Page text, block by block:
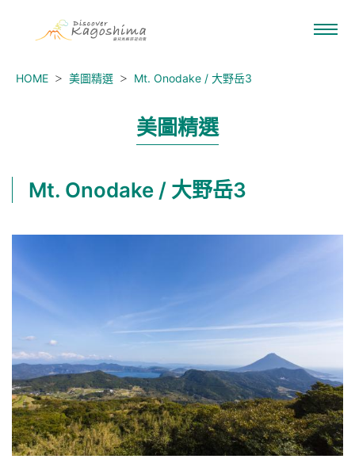
HOME 美圖精選 Mt. Onodake / 大野岳3
美圖精選
Mt. Onodake / 大野岳3